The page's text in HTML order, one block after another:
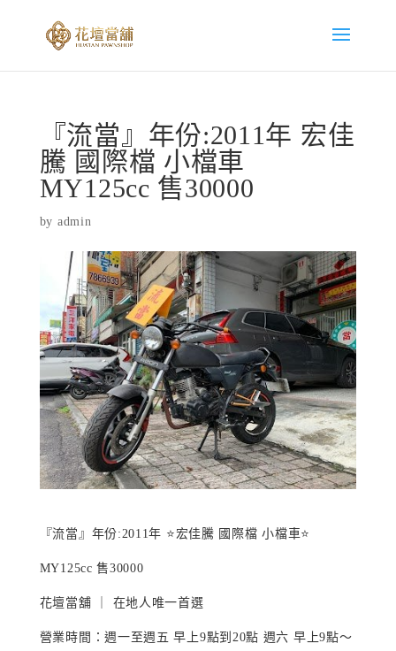
『流當』年份:2011年 宏佳
騰 國際檔 小檔車
MY125cc 售30000
by admin
『流當』年份:2011年 ⭐️宏佳騰 國際檔 小檔車⭐️
MY125cc 售30000
花壇當舖 ｜ 在地人唯一首選
營業時間：週一至週五 早上9點到20點 週六 早上9點～